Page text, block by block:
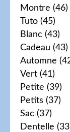
Montre (46)
Tuto (45)
Blanc (43)
Cadeau (43)
Automne
Vert (41)
Petite (39)
Petits (37)
Sac (37)
Dentelle